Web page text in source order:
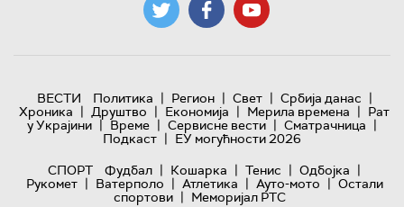
ВЕСТИ Политика | Регион | Свет | Србија данас |
Хроника | Друштво | Економија | Мерила времена | Рат
у Украјини | Време | Сервисне вести | Сматрачница |
Подкаст | ЕУ могућности 2026
СПОРТ
Фудбал | Кошарка | Тенис | Одбојка |
Рукомет | Ватерполо | Атлетика | Ауто-мото | Остали
спортови | Меморијал РТС